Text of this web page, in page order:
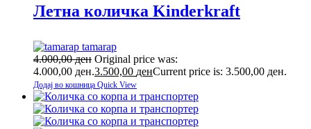
Летна количка Kinderkraft
tamarap
4.000,00ден Original price was:
4.000,00 ден.3.500,00 денCurrent price is: 3.500,00 ден.
Додај во кошница Quick View